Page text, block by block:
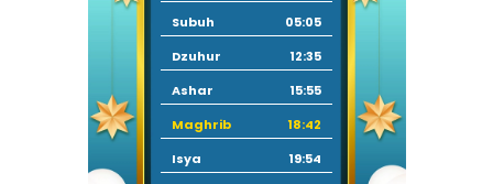
Subuh
05:05
Dzuhur
12:35
Ashar
15:55
Maghrib
18:42
Isya
19:54